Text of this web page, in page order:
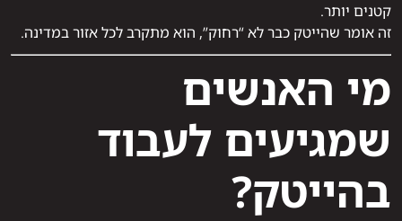
קטנים יותר.
זה אומר שהייטק כבר לא “רחוק”, הוא מתקרב לכל אזור במדינה.
מי האנשים
שמגיעים לעבוד
בהייטק?